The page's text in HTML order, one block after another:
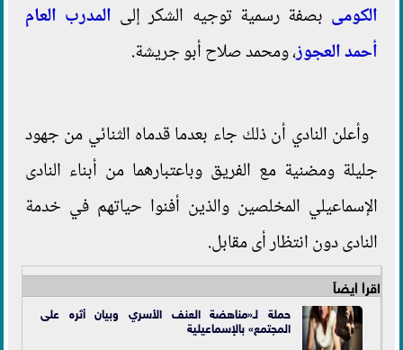
الكومى بصفة رسمية توجيه الشكر إلى المدرب العام
أحمد العجوز، ومحمد صلاح أبو جريشة.
وأعلن النادي أن ذلك جاء بعدما قدماه الثنائي من جهود
جليلة ومضنية مع الفريق وباعتبارهما من أبناء النادى
الإسماعيلي المخلصين والذين أفنوا حياتهم في خدمة
النادى دون انتظار أى مقابل.
اقرأ أيضاً
حملة لـ«مناهضة العنف الأسري وبيان أثره على
المجتمع» بالإسماعيلية